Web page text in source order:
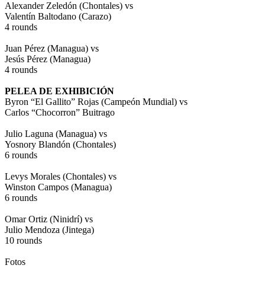
Alexander Zeledón (Chontales) vs
Valentín Baltodano (Carazo)
4 rounds
Juan Pérez (Managua) vs
Jesús Pérez (Managua)
4 rounds
PELEA DE EXHIBICIÓN
Byron “El Gallito” Rojas (Campeón Mundial) vs
Carlos “Chocorron” Buitrago
Julio Laguna (Managua) vs
Yosnory Blandón (Chontales)
6 rounds
Levys Morales (Chontales) vs
Winston Campos (Managua)
6 rounds
Omar Ortiz (Ninidrí) vs
Julio Mendoza (Jintega)
10 rounds
Fotos